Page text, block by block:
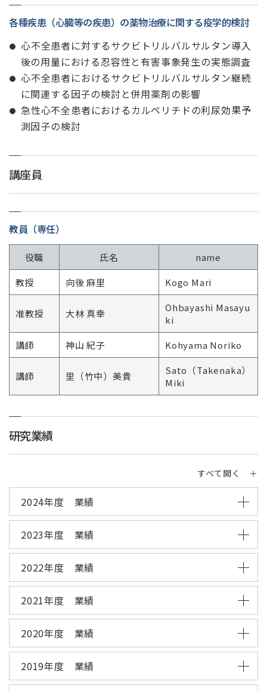
各種疾患（心臓等の疾患）の薬物治療に関する疫学的検討
心不全患者に対するサクビトリルバルサルタン導入
後の用量における忍容性と有害事象発生の実態調査
心不全患者におけるサクビトリルバルサルタン継続
に関連する因子の検討と併用薬剤の影響
急性心不全患者におけるカルペリチドの利尿効果予
測因子の検討
講座員
教員（専任）
役職 氏名
name
教授
向後 麻里 Kogo Mari
准教授 大林 真幸
Ohbayashi Masayu
ki
講師
神山 紀子 Kohyama Noriko
講師 里（竹中）美貴
Sato（Takenaka）
Miki
研究業績
すべて開く ＋
2024年度 業績
2023年度 業績
2022年度 業績
2021年度 業績
2020年度 業績
2019年度 業績